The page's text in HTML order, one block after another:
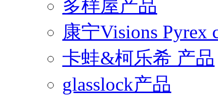
多样屋产品
康宁Visions Pyrex
卡蛙&柯乐希 产品
glasslock产品